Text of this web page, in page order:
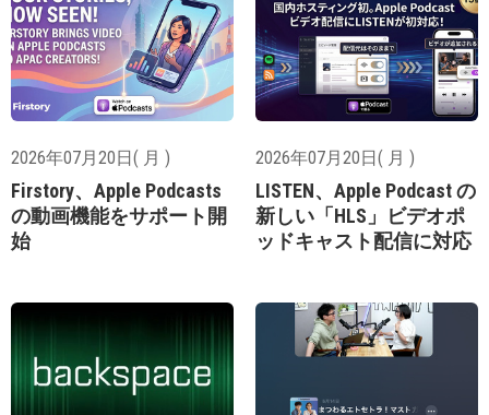
2026年07月20日( 月 )
Firstory、Apple Podcasts
の動画機能をサポート開
始
2026年07月20日( 月 )
LISTEN、Apple Podcast の
新しい「HLS」ビデオポ
ッドキャスト配信に対応